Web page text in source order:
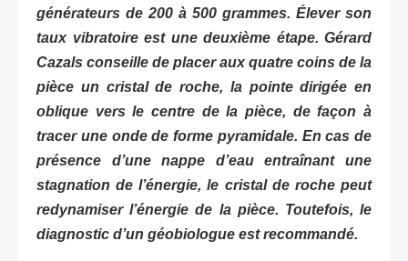
générateurs de 200 à 500 grammes. Élever son
taux vibratoire est une deuxième étape. Gérard
Cazals conseille de placer aux quatre coins de la
pièce un cristal de roche, la pointe dirigée en
oblique vers le centre de la pièce, de façon à
tracer une onde de forme pyramidale. En cas de
présence d’une nappe d’eau entraînant une
stagnation de l’énergie, le cristal de roche peut
redynamiser l’énergie de la pièce. Toutefois, le
diagnostic d’un géobiologue est recommandé.